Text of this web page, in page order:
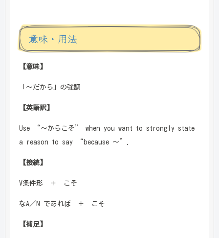
意味・用法
【意味】
「～だから」の強調
【英語訳】
Use “～からこそ” when you want to strongly state
a reason to say “because ～”.
【接続】
V条件形 ＋ こそ
なA／N であれば ＋ こそ
【補足】